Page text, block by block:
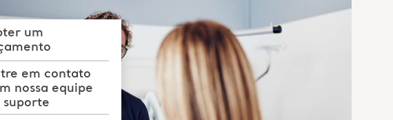
um
em contato
nossa equipe
suporte